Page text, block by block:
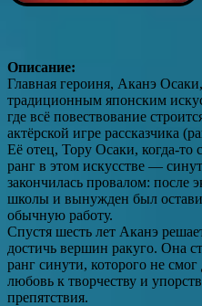
Описание:
Главная героиня, Аканэ
традиционным японским
где всё повествование
актёрской игре рассказчика
Её отец, Тору Осаки,
ранг в этом искусстве —
закончилась провалом: после
школы и вынужден был
обычную работу.
Спустя шесть лет Аканэ
достичь вершин ракуго. Она
ранг синути, которого не смог
любовь к творчеству и
препятствия.